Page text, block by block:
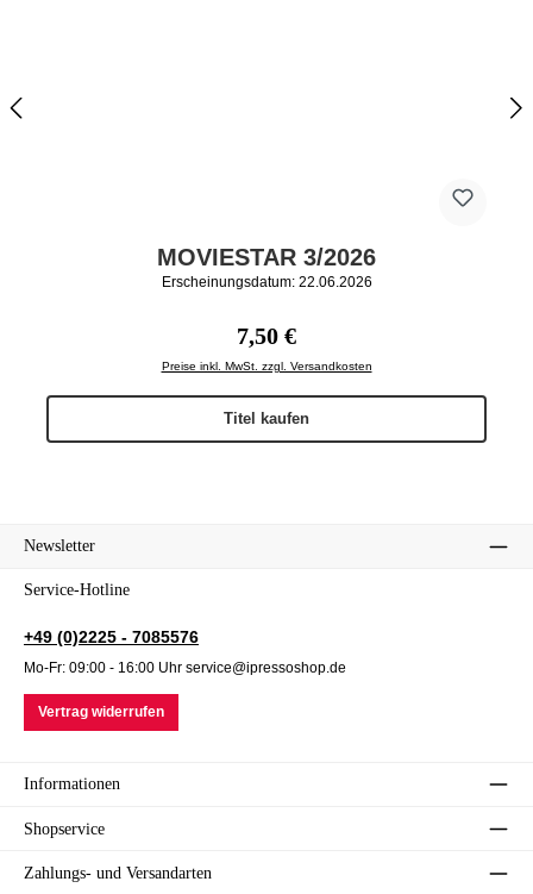
MOVIESTAR 3/2026
Erscheinungsdatum: 22.06.2026
Regulärer Preis:
7,50 €
Preise inkl. MwSt. zzgl. Versandkosten
Titel kaufen
Newsletter
Service-Hotline
+49 (0)2225 - 7085576
Mo-Fr: 09:00 - 16:00 Uhr service@ipressoshop.de
Vertrag widerrufen
Informationen
Shopservice
Zahlungs- und Versandarten